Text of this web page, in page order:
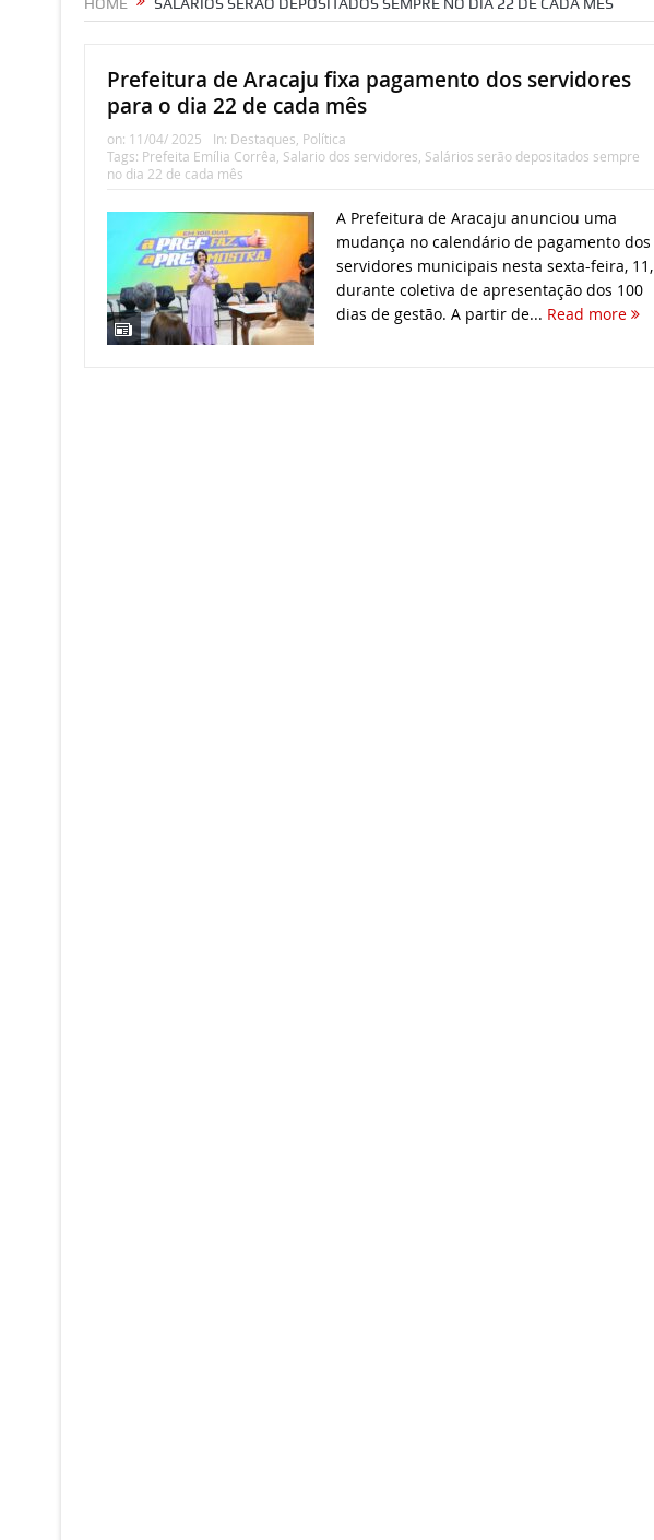
Prefeitura de Aracaju fixa pagamento dos servidores
para o dia 22 de cada mês
on: 11/04/ 2025 In: Destaques Política
Tags: Prefeita Emília Corrêa Salario dos servidores Salários serão depositados sempre
no dia 22 de cada mês
A Prefeitura de Aracaju anunciou uma
mudança no calendário de pagamento dos
servidores municipais nesta sexta-feira, 11,
durante coletiva de apresentação dos 100
dias de gestão. A partir de... Read more